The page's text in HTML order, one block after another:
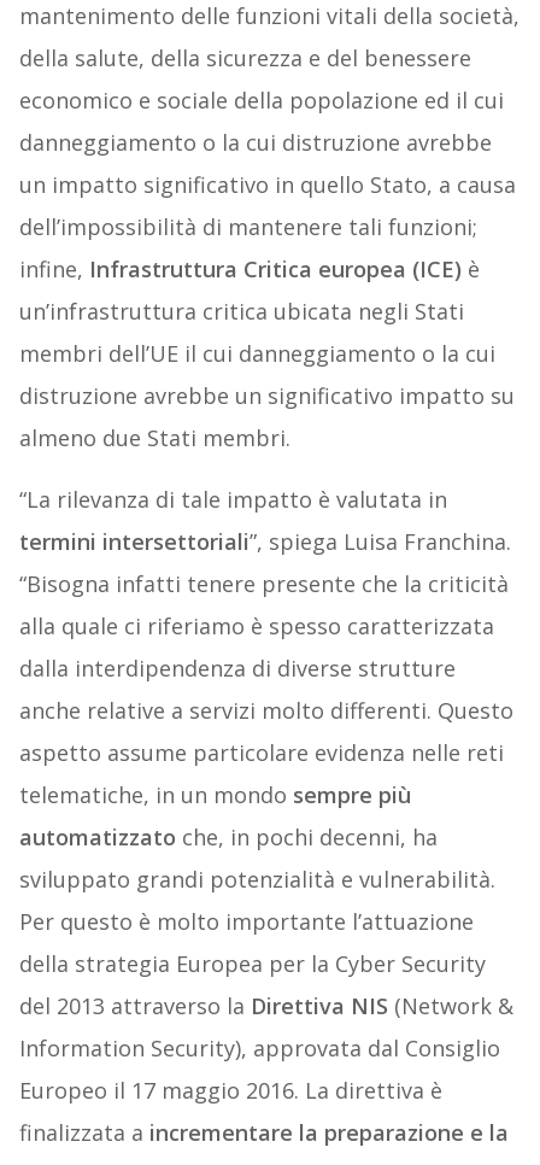
mantenimento delle funzioni vitali della società,
della salute, della sicurezza e del benessere
economico e sociale della popolazione ed il cui
danneggiamento o la cui distruzione avrebbe
un impatto significativo in quello Stato, a causa
dell’impossibilità di mantenere tali funzioni;
infine, Infrastruttura Critica europea (ICE) è
un’infrastruttura critica ubicata negli Stati
membri dell’UE il cui danneggiamento o la cui
distruzione avrebbe un significativo impatto su
almeno due Stati membri.
“La rilevanza di tale impatto è valutata in
termini intersettoriali”, spiega Luisa Franchina.
“Bisogna infatti tenere presente che la criticità
alla quale ci riferiamo è spesso caratterizzata
dalla interdipendenza di diverse strutture
anche relative a servizi molto differenti. Questo
aspetto assume particolare evidenza nelle reti
telematiche, in un mondo sempre più
automatizzato che, in pochi decenni, ha
sviluppato grandi potenzialità e vulnerabilità.
Per questo è molto importante l’attuazione
della strategia Europea per la Cyber Security
del 2013 attraverso la Direttiva NIS (Network &
Information Security), approvata dal Consiglio
Europeo il 17 maggio 2016. La direttiva è
finalizzata a incrementare la preparazione e la